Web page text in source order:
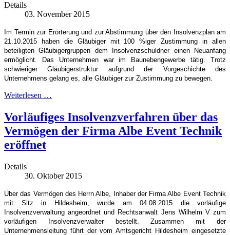
Details
03. November 2015
Im Termin zur Erörterung und zur Abstimmung über den Insolvenzplan am
21.10.2015 haben die Gläubiger mit 100 %iger Zustimmung in allen
beteiligten Gläubigergruppen dem Insolvenzschuldner einen Neuanfang
ermöglicht. Das Unternehmen war im Baunebengewerbe tätig. Trotz
schwieriger Gläubigerstruktur aufgrund der Vorgeschichte des
Unternehmens gelang es, alle Gläubiger zur Zustimmung zu bewegen.
Weiterlesen …
Vorläufiges Insolvenzverfahren über das
Vermögen der Firma Albe Event Technik
eröffnet
Details
30. Oktober 2015
Über das Vermögen des Herrn Albe, Inhaber der Firma Albe Event Technik
mit Sitz in Hildesheim, wurde am 04.08.2015 die vorläufige
Insolvenzverwaltung angeordnet und Rechtsanwalt Jens Wilhelm V zum
vorläufigen Insolvenzverwalter bestellt. Zusammen mit der
Unternehmensleitung führt der vom Amtsgericht Hildesheim eingesetzte